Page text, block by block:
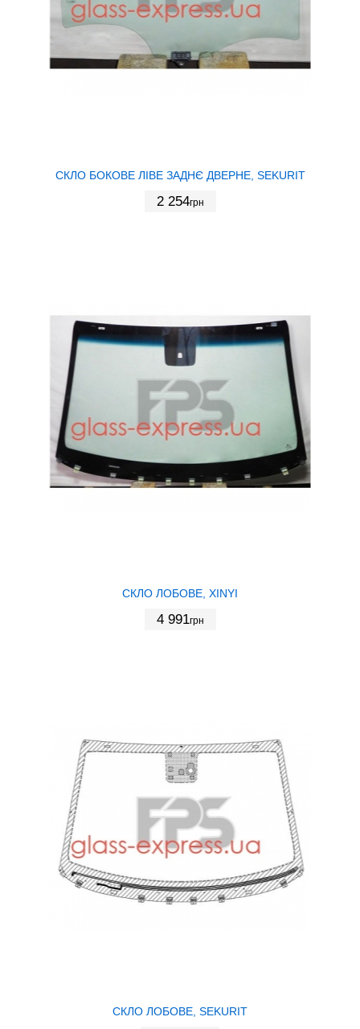
СКЛО БОКОВЕ ЛІВЕ ЗАДНЄ ДВЕРНЕ, SEKURIT
2 254грн
СКЛО ЛОБОВЕ, XINYI
4 991грн
СКЛО ЛОБОВЕ, SEKURIT